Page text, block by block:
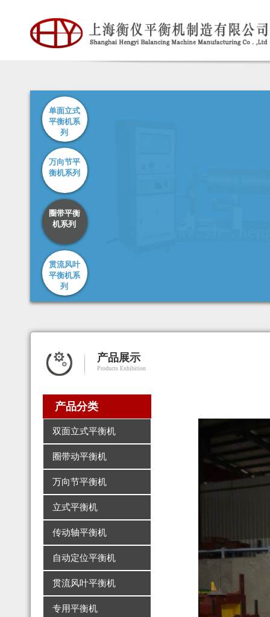
单面立式
平衡机系
列
万向节平
衡机系列
圈带平衡
机系列
贯流风叶
平衡机系
列
产品展示
Products Exhibition
产品分类
双面立式平衡机
圈带动平衡机
万向节平衡机
立式平衡机
传动轴平衡机
自动定位平衡机
贯流风叶平衡机
专用平衡机